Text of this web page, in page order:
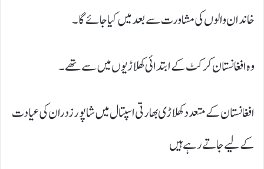
خاندان والوں کی مشاورت سے بعد میں کیا جائے گا۔
وہ افغانستان کرکٹ کے ابتدائی کھلاڑیوں میں سے تھے۔
افغانستان کے متعدد کھلاڑی بھارتی اسپتال میں شاپور زدران کی عیادت
کے لیے جاتے رہے ہیں